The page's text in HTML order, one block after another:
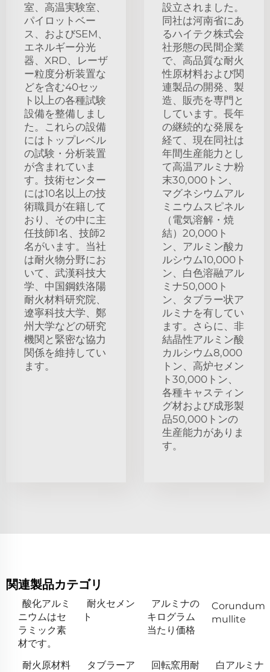
室、高温実験室、
パイロットベー
ス、およびSEM、
エネルギー分光
器、XRD、レーザ
ー粒度分析装置な
どを含む40セッ
ト以上の各種試験
設備を整備しまし
た。これらの設備
にはトップレベル
の試験・分析装置
が含まれていま
す。技術センター
には10名以上の技
術職員が在籍して
おり、その中に主
任技師1名、技師2
名がいます。当社
は耐火物分野にお
いて、武漢科技大
学、中国鋼鉄洛陽
耐火材料研究院、
遼寧科技大学、鄭
州大学などの研究
機関と緊密な協力
関係を維持してい
ます。
設立されました。
同社は河南省にあ
るハイテク株式会
社形態の民間企業
で、高品質な耐火
性原材料および関
連製品の開発、製
造、販売を専門と
しています。長年
の継続的な発展を
経て、現在同社は
年間生産能力とし
て高温アルミナ粉
末30,000トン、
マグネシウムアル
ミニウムスピネル
（電気溶解・焼
結）20,000ト
ン、アルミン酸カ
ルシウム10,000ト
ン、白色溶融アル
ミナ50,000ト
ン、タブラー状ア
ルミナを有してい
ます。さらに、非
結晶性アルミン酸
カルシウム8,000
トン、高炉セメン
ト30,000トン、
各種キャスティン
グ材および成形製
品50,000トンの
生産能力がありま
す。
関連製品カテゴリ
酸化アルミ
ニウムはセ
ラミック素
材です。
耐火セメン
ト
アルミナの
キログラム
当たり価格
Corundum
mullite
耐火原材料
タブラーア
回転窯用耐
白アルミナ